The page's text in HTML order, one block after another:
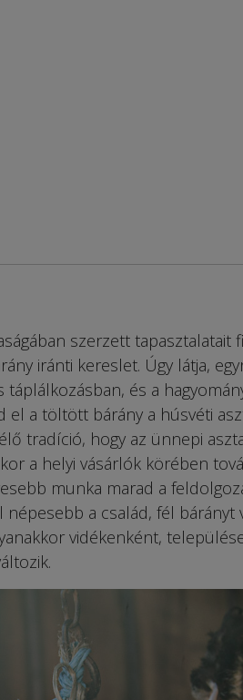
szerzett tapasztalatait
iránti kereslet. Úgy látja,
és a
a töltött bárány a húsvéti
tradíció, hogy az ünnepi
a helyi vásárlók körében
munka marad a
a család, fél bárányt
vidékenként,